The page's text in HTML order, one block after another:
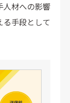
人材への影響
手段として